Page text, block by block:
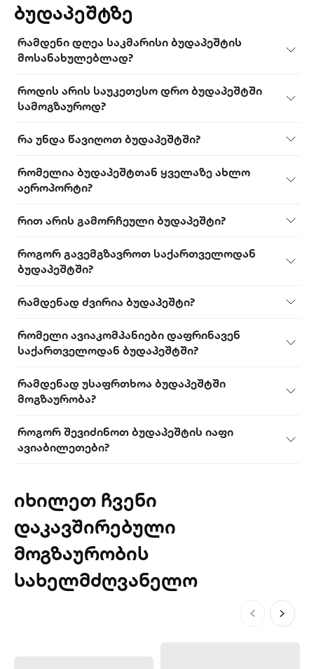
ბუდაპეშტზე
რამდენი დღეა საკმარისი ბუდაპეშტის
მოსანახულებლად?
როდის არის საუკეთესო დრო ბუდაპეშტში
სამოგზაუროდ?
რა უნდა წავიღოთ ბუდაპეშტში?
რომელია ბუდაპეშტთან ყველაზე ახლო
აეროპორტი?
რით არის გამორჩეული ბუდაპეშტი?
როგორ გავემგზავროთ საქართველოდან
ბუდაპეშტში?
რამდენად ძვირია ბუდაპეშტი?
რომელი ავიაკომპანიები დაფრინავენ
საქართველოდან ბუდაპეშტში?
რამდენად უსაფრთხოა ბუდაპეშტში
მოგზაურობა?
როგორ შევიძინოთ ბუდაპეშტის იაფი
ავიაბილეთები?
იხილეთ ჩვენი
დაკავშირებული
მოგზაურობის
სახელმძღვანელო